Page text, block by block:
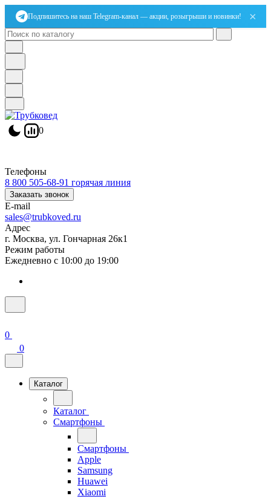
Подпишитесь на наш Telegram-канал — акции, розыгрыши и новинки! ×
0
Телефоны
8 800 505-68-91 горячая линия
Заказать звонок
E-mail
sales@trubkoved.ru
Адрес
г. Москва, ул. Гончарная 26к1
Режим работы
Ежедневно с 10:00 до 19:00
0
0
Каталог
Каталог
Смартфоны
Смартфоны
Apple
Samsung
Huawei
Xiaomi